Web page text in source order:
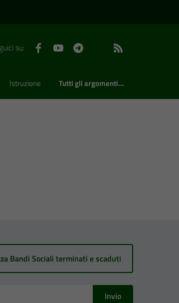
su: FacebookYouTube WhatsApp
Istruzione Tutti gli argomenti...
Bandi Sociali terminati e scaduti
Invio